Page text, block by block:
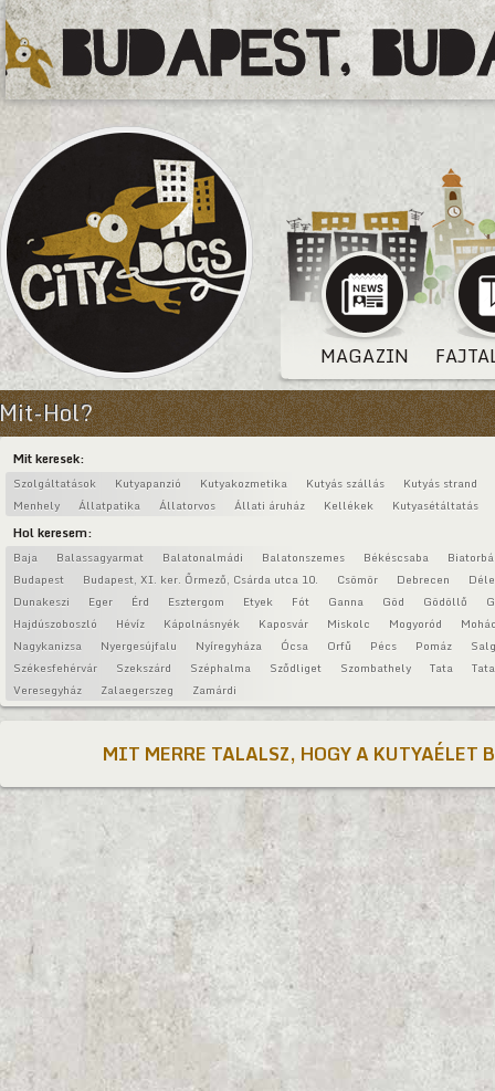
MAGAZIN
Mit-Hol?
Mit keresek:
Szolgáltatások Kutyapanzió Kutyakozmetika Kutyás szállás
Kutyás strand
Menhely
Állatpatika Állatorvos Állati áruház Kellékek Kutyasétáltatás
Hol keresem:
Baja Balassagyarmat Balatonalmádi Balatonszemes Békéscsaba
Budapest
Budapest, XI. ker. Őrmező, Csárda utca 10. Csömör Debrecen
Dunakeszi
Eger Érd Esztergom Etyek Fót Ganna Göd Gödöllő
Hajdúszoboszló
Hévíz Kápolnásnyék Kaposvár Miskolc Mogyoród
Nagykanizsa
Nyergesújfalu Nyíregyháza Ócsa Orfű Pécs Pomáz
Székesfehérvár
Szekszárd Széphalma Sződliget Szombathely Tata
Veresegyház
Zalaegerszeg Zamárdi
MIT MERRE TALALSZ, HOGY A KUTYAÉLET